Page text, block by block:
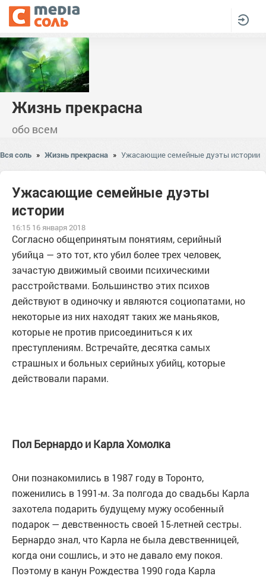
Жизнь прекрасна
обо всем
Вся соль » Жизнь прекрасна » Ужасающие семейные дуэты истории
Ужасающие семейные дуэты
истории
16:15 16 января 2018
Согласно общепринятым понятиям, серийный
убийца — это тот, кто убил более трех человек,
зачастую движимый своими психическими
расстройствами. Большинство этих психов
действуют в одиночку и являются социопатами, но
некоторые из них находят таких же маньяков,
которые не против присоединиться к их
преступлениям. Встречайте, десятка самых
страшных и больных серийных убийц, которые
действовали парами.
Пол Бернардо и Карла Хомолка
Они познакомились в 1987 году в Торонто,
поженились в 1991-м. За полгода до свадьбы Карла
захотела подарить будущему мужу особенный
подарок — девственность своей 15-летней сестры.
Бернардо знал, что Карла не была девственницей,
когда они сошлись, и это не давало ему покоя.
Поэтому в канун Рождества 1990 года Карла